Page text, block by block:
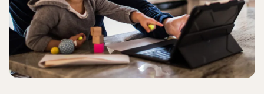
Norton te ayuda a detener las amenazas online que
intentan captar pulsaciones del teclado, por ejemplo,
cuando introduces tu nombre de usuario y tu contraseña
en cuentas online.